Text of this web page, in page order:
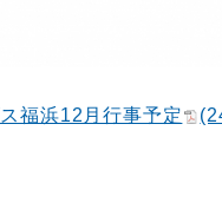
福浜12月行事予定